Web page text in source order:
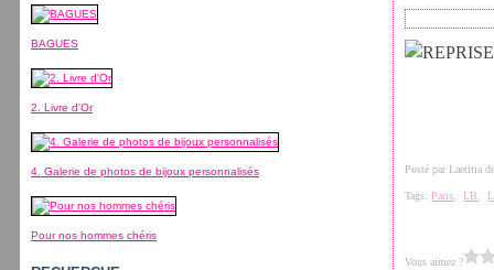
BAGUES
2. Livre d'Or
4. Galerie de photos de bijoux personnalisés
Pour nos hommes chéris
Posté par Laetitia
Tags:Paris ,LB ,
Vous aimez ?